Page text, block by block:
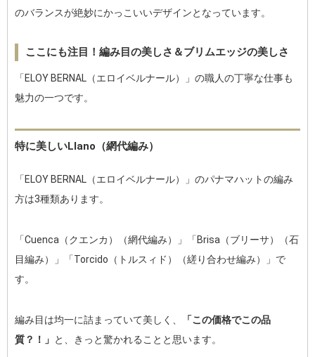
のバランスが絶妙にかっこいいデザインとなっています。
ここにも注目！編み目の美しさ＆ブリムエッジの美しさ
「ELOY BERNAL（エロイベルナール）」の職人の丁寧な仕事も
魅力の一つです。
特に美しいLlano（網代編み）
「ELOY BERNAL（エロイベルナール）」のパナマハットの編み
方は3種類あります。
「Cuenca（クエンカ）（網代編み）」「Brisa（ブリーサ）（石
目編み）」「Torcido（トルスィド）（縒り合わせ編み）」で
す。
編み目は均一に詰まっていて美しく、
「この価格でこの品
質？！」 と、きっと驚かれることと思います。